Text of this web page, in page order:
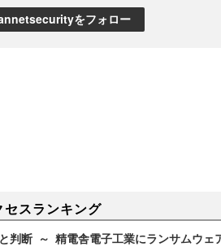
をフォロー
セスランキング
判断 ～ 精電舎電子工業にランサムウェ